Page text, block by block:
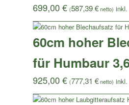
699,00€ (587,39€netto)
60cm hoher
für Humbaur
925,00€ (777,31 €netto)